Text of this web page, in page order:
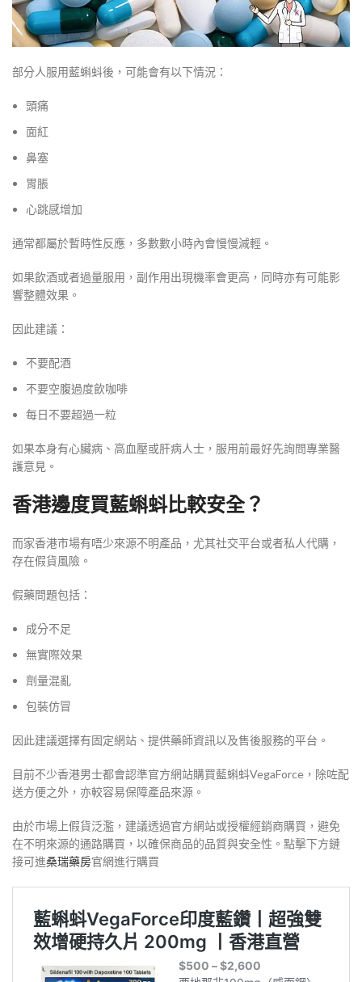
部分人服用藍蝌蚪後，可能會有以下情況：
頭痛
面紅
鼻塞
胃脹
心跳感增加
通常都屬於暫時性反應，多數數小時內會慢慢減輕。
如果飲酒或者過量服用，副作用出現機率會更高，同時亦有可能影
響整體效果。
因此建議：
不要配酒
不要空腹過度飲咖啡
每日不要超過一粒
如果本身有心臟病、高血壓或肝病人士，服用前最好先詢問專業醫
護意見。
香港邊度買藍蝌蚪比較安全？
而家香港市場有唔少來源不明產品，尤其社交平台或者私人代購，
存在假貨風險。
假藥問題包括：
成分不足
無實際效果
劑量混亂
包裝仿冒
因此建議選擇有固定網站、提供藥師資訊以及售後服務的平台。
目前不少香港男士都會認準官方網站購買藍蝌蚪VegaForce，除咗配
送方便之外，亦較容易保障產品來源。
由於市場上假貨泛濫，建議透過官方網站或授權經銷商購買，避免
在不明來源的通路購買，以確保商品的品質與安全性。點擊下方鏈
接可進桑瑞藥房官網進行購買